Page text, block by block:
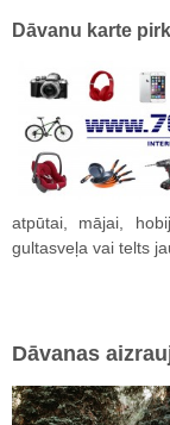
Dāvanu karte
atpūtai, mājai,
gultasveļa vai telts
Dāvanas